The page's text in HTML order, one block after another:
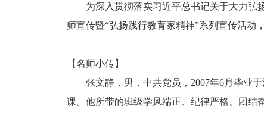
为深入贯彻落实习近平总书记关于大力弘
师宣传暨“弘扬践行教育家精神”系列宣传活动
【名师小传】
张文静，男，中共党员，2007年6月毕业
课。他所带的班级学风端正、纪律严格、团结